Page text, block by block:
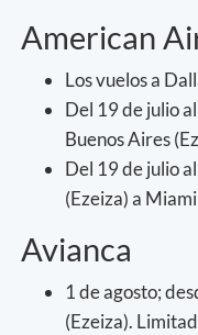
American
Los vuelos a
Del 19 de julio
Buenos Aires
Del 19 de julio
(Ezeiza) a
Avianca
1 de agosto;
(Ezeiza).